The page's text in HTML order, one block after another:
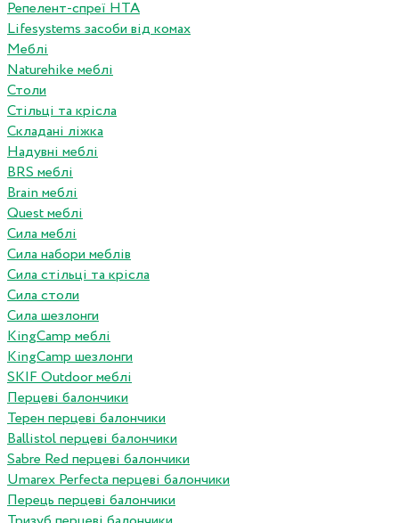
Репелент-спреї HTA
Lifesystems засоби від комах
Меблі
Naturehike меблі
Столи
Стільці та крісла
Складані ліжка
Надувні меблі
BRS меблі
Brain меблі
Quest меблі
Сила меблі
Сила набори меблів
Сила стільці та крісла
Сила столи
Сила шезлонги
KingCamp меблі
KingCamp шезлонги
SKIF Outdoor меблі
Перцеві балончики
Терен перцеві балончики
Ballistol перцеві балончики
Sabre Red перцеві балончики
Umarex Perfecta перцеві балончики
Перець перцеві балончики